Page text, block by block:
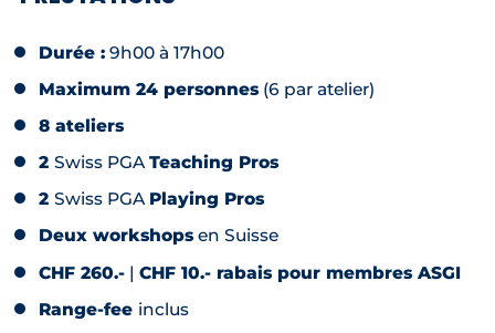
Durée : 9h00 à 17h00
Maximum 24 personnes(6 par atelier)
8 ateliers
2Swiss PGATeaching Pros
2Swiss PGA Playing Pros
Deux workshopsen Suisse
CHF 260.- |CHF 10.- rabais pour membres ASGI
Range-fee inclus